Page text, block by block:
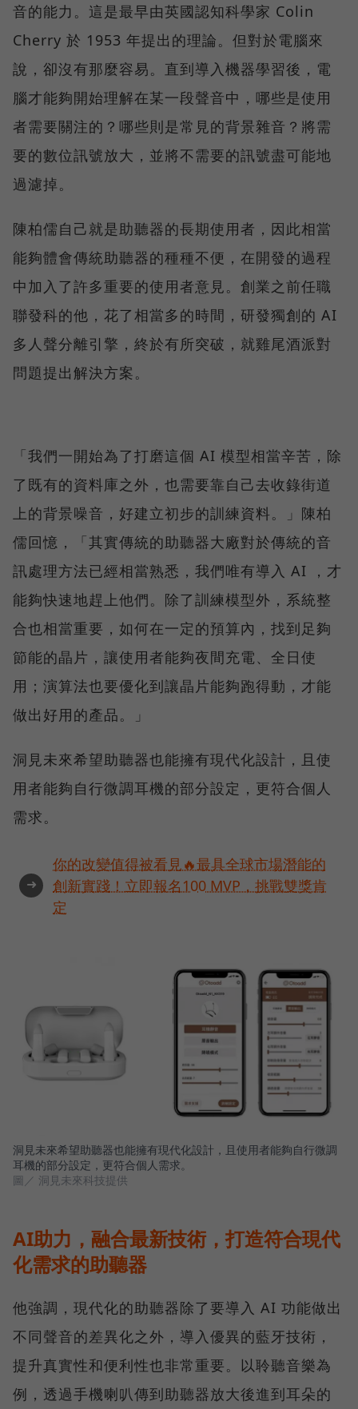
音的能力。這是最早由英國認知科學家 Colin
Cherry 於 1953 年提出的理論。但對於電腦來
說，卻沒有那麼容易。直到導入機器學習後，電
腦才能夠開始理解在某一段聲音中，哪些是使用
者需要關注的？哪些則是常見的背景雜音？將需
要的數位訊號放大，並將不需要的訊號盡可能地
過濾掉。
陳柏儒自己就是助聽器的長期使用者，因此相當
能夠體會傳統助聽器的種種不便，在開發的過程
中加入了許多重要的使用者意見。創業之前任職
聯發科的他，花了相當多的時間，研發獨創的 AI
多人聲分離引擎，終於有所突破，就雞尾酒派對
問題提出解決方案。
「我們一開始為了打磨這個 AI 模型相當辛苦，除
了既有的資料庫之外，也需要靠自己去收錄街道
上的背景噪音，好建立初步的訓練資料。」陳柏
儒回憶，「其實傳統的助聽器大廠對於傳統的音
訊處理方法已經相當熟悉，我們唯有導入 AI ，才
能夠快速地趕上他們。除了訓練模型外，系統整
合也相當重要，如何在一定的預算內，找到足夠
節能的晶片，讓使用者能夠夜間充電、全日使
用；演算法也要優化到讓晶片能夠跑得動，才能
做出好用的產品。」
洞見未來希望助聽器也能擁有現代化設計，且使
用者能夠自行微調耳機的部分設定，更符合個人
需求。
➜
你的改變值得被看見🔥最具全球市場潛能的
創新實踐！立即報名100 MVP，挑戰雙獎肯
定
洞見未來希望助聽器也能擁有現代化設計，且使用者能夠自行微調
耳機的部分設定，更符合個人需求。
圖／ 洞見未來科技提供
AI助力，融合最新技術，打造符合現代
化需求的助聽器
他強調，現代化的助聽器除了要導入 AI 功能做出
不同聲音的差異化之外，導入優異的藍牙技術，
提升真實性和便利性也非常重要。以聆聽音樂為
例，透過手機喇叭傳到助聽器放大後進到耳朵的